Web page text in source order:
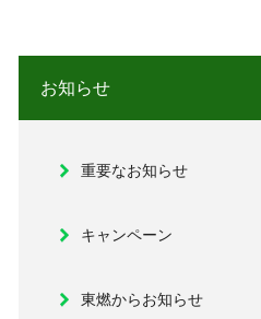
お知らせ
重要なお知らせ
キャンペーン
東燃からお知らせ